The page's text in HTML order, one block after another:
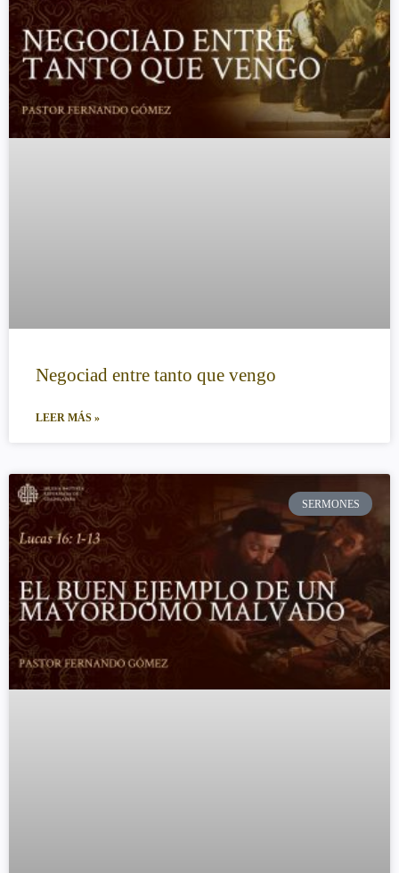
Negociad entre tanto que vengo
LEER MÁS »
SERMONES